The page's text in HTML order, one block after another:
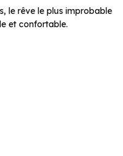
le rêve le plus improbable
et confortable.